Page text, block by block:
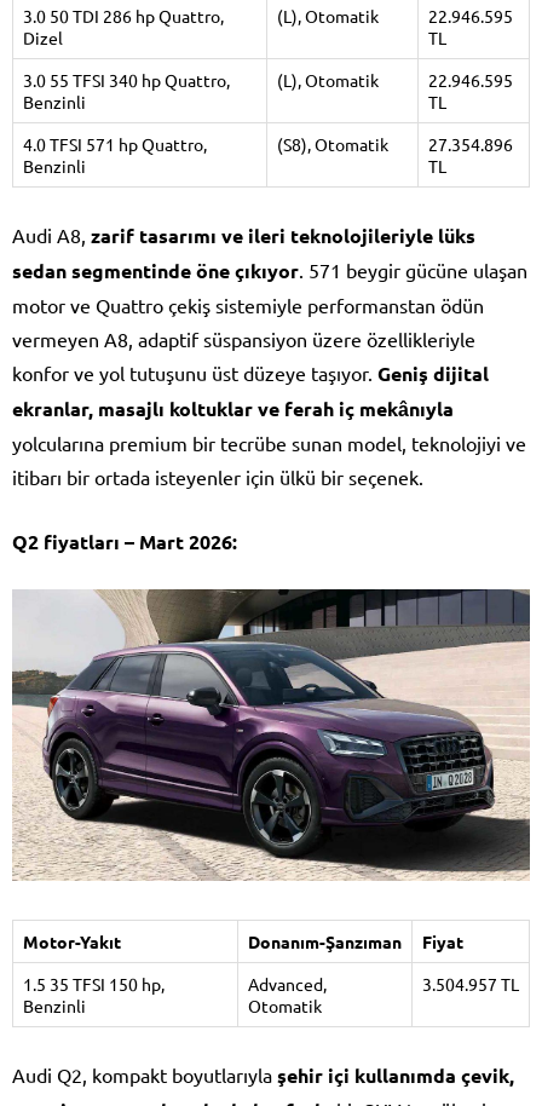
3.0 50 TDI 286 hp Quattro,
Dizel
(L), Otomatik
22.946.595
TL
3.0 55 TFSI 340 hp Quattro,
Benzinli
(L), Otomatik
22.946.595
TL
4.0 TFSI 571 hp Quattro,
Benzinli
(S8), Otomatik
27.354.896
TL
Audi A8, zarif tasarımı ve ileri teknolojileriyle lüks
sedan segmentinde öne çıkıyor. 571 beygir gücüne ulaşan
motor ve Quattro çekiş sistemiyle performanstan ödün
vermeyen A8, adaptif süspansiyon üzere özellikleriyle
konfor ve yol tutuşunu üst düzeye taşıyor. Geniş dijital
ekranlar, masajlı koltuklar ve ferah iç mekânıyla
yolcularına premium bir tecrübe sunan model, teknolojiyi ve
itibarı bir ortada isteyenler için ülkü bir seçenek.
Q2 fiyatları – Mart 2026:
Motor-Yakıt Donanım-Şanzıman
Fiyat
1.5 35 TFSI 150 hp,
Benzinli
Advanced,
Otomatik
3.504.957 TL
Audi Q2, kompakt boyutlarıyla şehir içi kullanımda çevik,